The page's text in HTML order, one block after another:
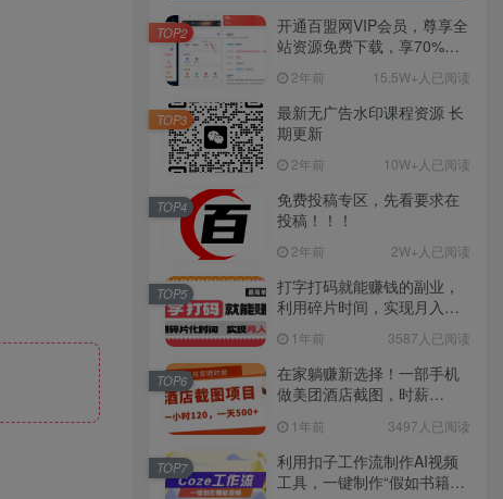
开通百盟网VIP会员，尊享全
站资源免费下载，享70%的
惠】2年前 15.5W+人已阅读
TOP2
最新无广告水印课程资源 长
期更新
2年前 10W+人已阅读
TOP3
免费投稿专区，先看要求在
投稿！！！
2年前 2W+人已阅读
TOP4
打字打码就能赚钱的副业，
利用碎片时间，实现月入过
1年前 3587人已阅读
TOP5
在家躺赚新选择！一部手机
做美团酒店截图，时薪
1年前 3497人已阅读
TOP6
利用扣子工作流制作AI视频
工具，一键制作“假如书籍会
TOP7